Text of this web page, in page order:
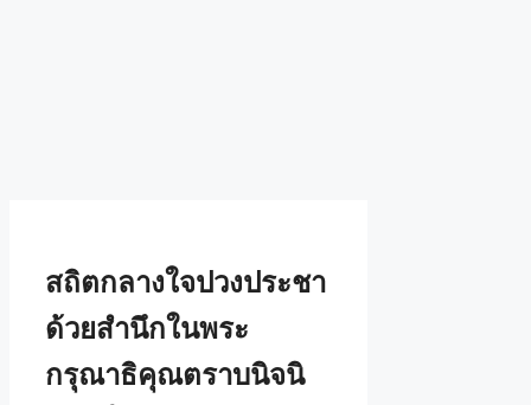
สถิตกลางใจปวงประชา
ด้วยสำนึกในพระ
กรุณาธิคุณตราบนิจนิ